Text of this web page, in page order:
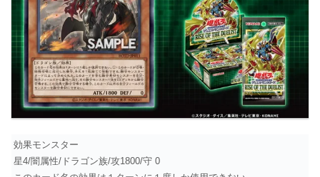
効果モンスター
星4/闇属性/ドラゴン族/攻1800/守 0